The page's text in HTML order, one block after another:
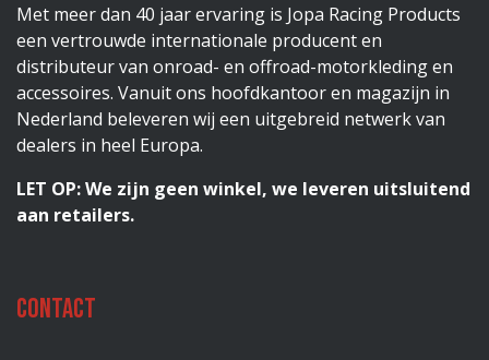
Met meer dan 40 jaar ervaring is Jopa Racing Products
een vertrouwde internationale producent en
distributeur van onroad- en offroad-motorkleding en
accessoires. Vanuit ons hoofdkantoor en magazijn in
Nederland beleveren wij een uitgebreid netwerk van
dealers in heel Europa.
LET OP: We zijn geen winkel, we leveren uitsluitend
aan retailers.
Contact